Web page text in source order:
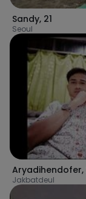
Sandy, 21
Seoul
Aryadihendofer,
Jakbatdeul